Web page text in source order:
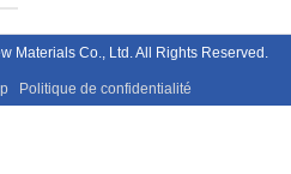
Materials Co., Ltd. All Rights Reserved.
Politique de confidentialité